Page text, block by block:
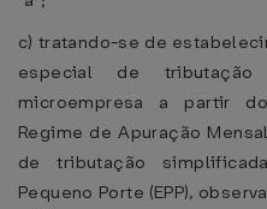
c) tratando-se de
especial de
microempresa a partir
Regime de Apuração
de tributação
Pequeno Porte (EPP),